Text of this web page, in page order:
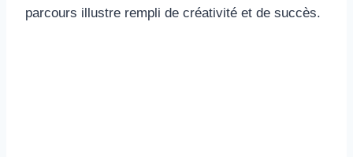
parcours illustre rempli de créativité et de succès.